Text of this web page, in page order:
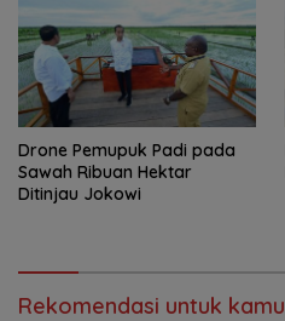
Drone Pemupuk Padi pada
Sawah Ribuan Hektar
Ditinjau Jokowi
Rekomendasi untuk kamu